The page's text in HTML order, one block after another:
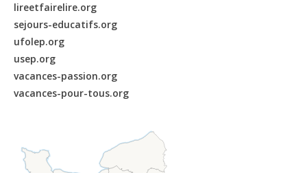
lireetfairelire.org
sejours-educatifs.org
ufolep.org
usep.org
vacances-passion.org
vacances-pour-tous.org